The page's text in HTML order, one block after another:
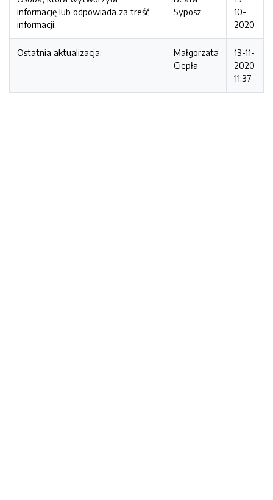
informację lub odpowiada za treść
informacji:
Syposz
10-
2020
Ostatnia aktualizacja:
Małgorzata
Ciepła
13-11-
2020
11:37